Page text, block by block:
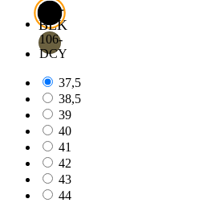
019-
BLK
106-
DCY
37,5
38,5
39
40
41
42
43
44